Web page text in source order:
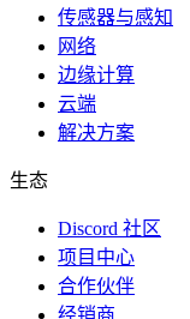
传感器与感知
网络
边缘计算
云端
解决方案
生态
Discord 社区
项目中心
合作伙伴
经销商